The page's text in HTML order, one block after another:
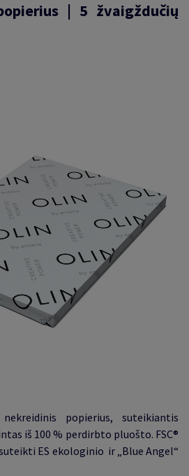
| 5 žvaigždučių
nekreidinis popierius, suteikiantis
iš 100 % perdirbto pluošto. FSC®
ES ekologinio ir „Blue Angel“